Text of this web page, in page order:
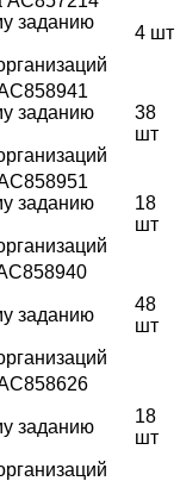
заданию
4 шт
заданию
38
шт
заданию
18
шт
заданию
48
шт
заданию
18
шт